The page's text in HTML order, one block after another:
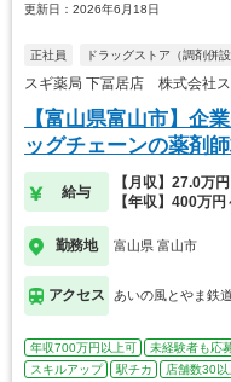
更新日：2026年6月18日
正社員 ドラッグストア（調剤併設
スギ薬局 下冨居店 株式会社
【富山県富山市】企
ッグチェーンの薬剤
給与
【月収】27.0万
【年収】400万
勤務地 富山県 富山市
アクセス あいの風とやま鉄
年収700万円以上可 未経験者も応
スキルアップ
駅チカ 店舗数30以